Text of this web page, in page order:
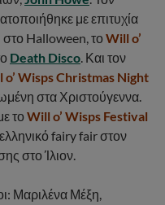
με επιτυχία
Halloween, το Will o’
Death Disco. Και τον
o’ Wisps Christmas Night
στα Χριστούγεννα.
το Will o’ Wisps Festival
fairy fair στον
στο Ίλιον.
Μαριλένα Μέξη,